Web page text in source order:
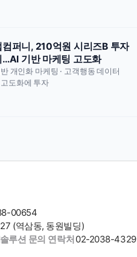
동의
이메일, 문의 내용
및 상담, 견적·미팅 일정 조율,
주체의 삭제 요청이 있는 경우
인정보 수집·이용에 동의하신 것으
컴퍼니, 210억원 시리즈B 투자
…AI 기반 마케팅 고도화
개인화 마케팅 · 고객행동 데이터
도화에 투자
00654
(역삼동, 동원빌딩)
솔루션 문의 연락처02-2038-4329